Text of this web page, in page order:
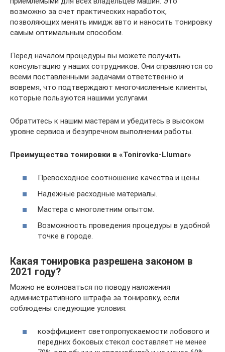
возможно за счет практических наработок,
позволяющих менять имидж авто и наносить тонировку
самым оптимальным способом.
Перед началом процедуры вы можете получить
консультацию у наших сотрудников. Они справляются со
всеми поставленными задачами ответственно и
вовремя, что подтверждают многочисленные клиенты,
которые пользуются нашими услугами.
Обратитесь к нашим мастерам и убедитесь в высоком
уровне сервиса и безупречном выполнении работы.
Преимущества тонировки в «Tonirovka-Llumar»
Превосходное соотношение качества и цены.
Надежные расходные материалы.
Мастера с многолетним опытом.
Возможность проведения процедуры в удобной
точке в городе.
Какая тонировка разрешена законом в
2021 году?
Можно не волноваться по поводу наложения
административного штрафа за тонировку, если
соблюдены следующие условия:
коэффициент светопропускаемости лобового и
передних боковых стекол составляет не менее